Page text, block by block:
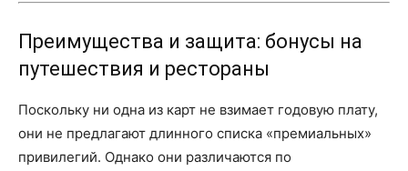
Преимущества и защита: бонусы на
путешествия и рестораны
Поскольку ни одна из карт не взимает годовую плату,
они не предлагают длинного списка «премиальных»
привилегий. Однако они различаются по